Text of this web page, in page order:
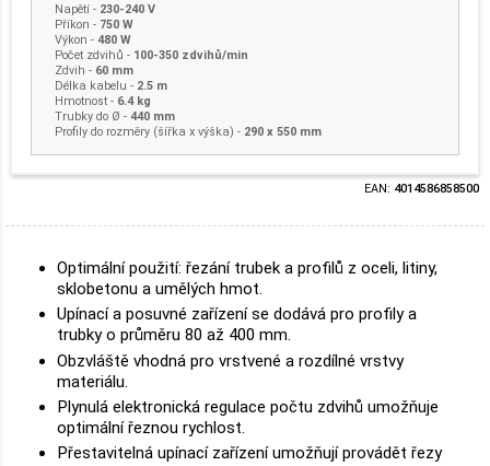
Napětí- 230-240 V
Příkon - 750 W
Výkon - 480 W
Počet zdvihů - 100-350 zdvihů/min
Zdvih - 60 mm
Délka kabelu - 2.5 m
Hmotnost- 6.4 kg
Trubky do Ø - 440 mm
Profily do rozměry (šířka x výška) - 290 x 550 mm
EAN: 4014586858500
Optimální použití: řezání trubek a profilů z oceli, litiny,
sklobetonu a umělých hmot.
Upínací a posuvné zařízení se dodává pro profily a
trubky o průměru 80 až 400 mm.
Obzvláště vhodná pro vrstvené a rozdílné vrstvy
materiálu.
Plynulá elektronická regulace počtu zdvihů umožňuje
optimální řeznou rychlost.
Přestavitelná upínací zařízení umožňují provádět řezy